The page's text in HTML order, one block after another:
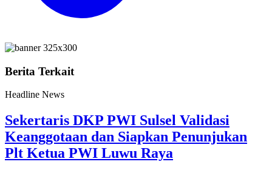
Berita Terkait
Headline News
Sekertaris DKP PWI Sulsel Validasi
Keanggotaan dan Siapkan Penunjukan
Plt Ketua PWI Luwu Raya